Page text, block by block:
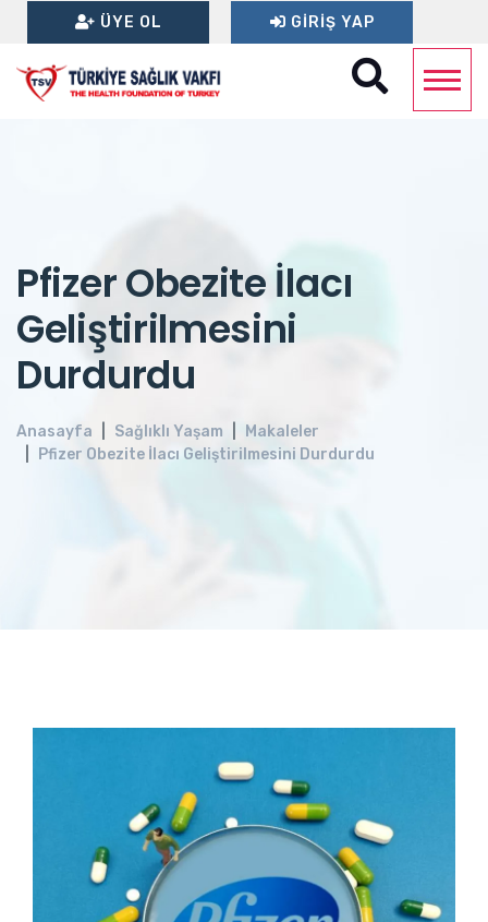
ÜYE OL GIRIŞ YAP
Pfizer Obezite İlacı
Geliştirilmesini
Durdurdu
Anasayfa Sağlıklı Yaşam
Makaleler
Pfizer Obezite İlacı Geliştirilmesini Durdurdu